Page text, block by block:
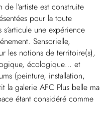
l’artiste est construite
pour la toute
une expérience
Sensorielle,
les notions de territoire(s),
écologique… et
(peinture, installation,
la galerie AFC Plus belle ma
étant considéré comme